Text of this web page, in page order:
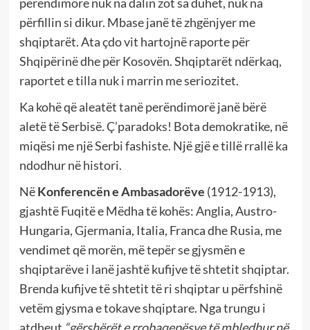
përfillin si dikur. Mbase janë të zhgënjyer me
shqiptarët. Ata çdo vit hartojnë raporte për
Shqipërinë dhe për Kosovën. Shqiptarët ndërkaq,
raportet e tilla nuk i marrin me seriozitet.
Ka kohë që aleatët tanë perëndimorë janë bërë
aletë të Serbisë. Ç’paradoks! Bota demokratike, në
miqësi me një Serbi fashiste. Një gjë e tillë rrallë ka
ndodhur në histori.
NëKonferencën e Ambasadorëve (1912-1913),
gjashtë Fuqitë e Mëdha të kohës: Anglia, Austro-
Hungaria, Gjermania, Italia, Franca dhe Rusia, me
vendimet që morën, më tepër se gjysmën e
shqiptarëve i lanë jashtë kufijve të shtetit shqiptar.
Brenda kufijve të shtetit të ri shqiptar u përfshinë
vetëm gjysma e tokave shqiptare. Nga trungu i